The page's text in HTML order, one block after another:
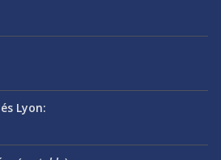
Lyon: